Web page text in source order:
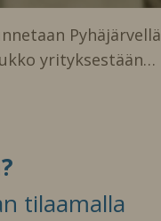
Pyhäjärvellä
yrityksestään…
tilaamalla